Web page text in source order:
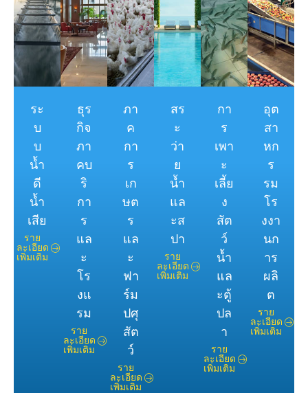
ระ
บ
บ
น้ำ
ดี
น้ำ
เสีย
ราย
ละเอียด
เพิ่มเติม
ธุร
กิจ
ภา
คบ
ริ
กา
ร
แล
ะ
โร
งแ
รม
ราย
ละเอียด
เพิ่มเติม
ภา
ค
กา
ร
เก
ษต
ร
แล
ะ
ฟา
ร์ม
ปศุ
สัต
ว์
ราย
ละเอียด
เพิ่มเติม
สร
ะ
ว่า
ย
น้ำ
แล
ะส
ปา
ราย
ละเอียด
เพิ่มเติม
กา
ร
เพา
ะ
เลี้ย
ง
สัต
ว์
น้ำ
แล
ะตู้
ปล
า
ราย
ละเอียด
เพิ่มเติม
อุต
สา
หก
ร
รม
โร
งงา
นก
าร
ผลิ
ต
ราย
ละเอียด
เพิ่มเติม